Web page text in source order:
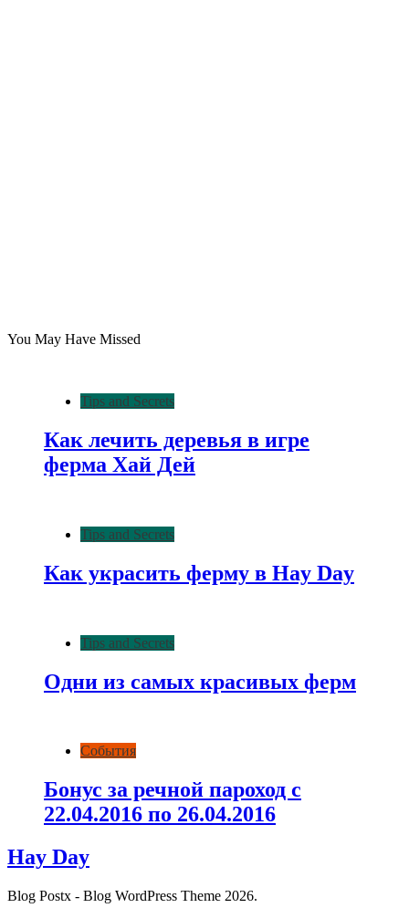
You May Have Missed
Tips and Secrets
Как лечить деревья в игре
ферма Хай Дей
Tips and Secrets
Как украсить ферму в Hay Day
Tips and Secrets
Одни из самых красивых ферм
События
Бонус за речной пароход c
22.04.2016 по 26.04.2016
Hay Day
Blog Postx - Blog WordPress Theme 2026.